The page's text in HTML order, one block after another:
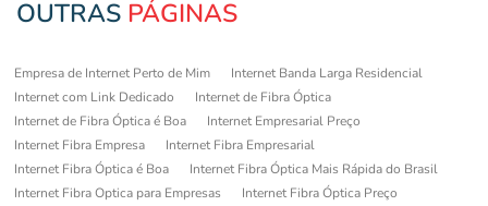
OUTRAS PÁGINAS
Empresa de Internet Perto de Mim
Internet Banda Larga Residencial
Internet com Link Dedicado
Internet de Fibra Óptica
Internet de Fibra Óptica é Boa
Internet Empresarial Preço
Internet Fibra Empresa
Internet Fibra Empresarial
Internet Fibra Óptica é Boa
Internet Fibra Óptica Mais Rápida do Brasil
Internet Fibra Optica para Empresas
Internet Fibra Óptica Preço